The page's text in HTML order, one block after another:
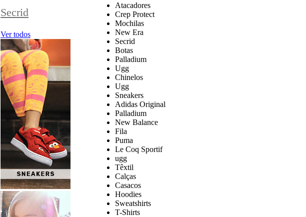
Secrid
Ver todos
Atacadores
Crep Protect
Mochilas
New Era
Secrid
Botas
Palladium
Ugg
Chinelos
Ugg
Sneakers
Adidas Original
Palladium
New Balance
Fila
Puma
Le Coq Sportif
ugg
Têxtil
Calças
Casacos
Hoodies
Sweatshirts
T-Shirts